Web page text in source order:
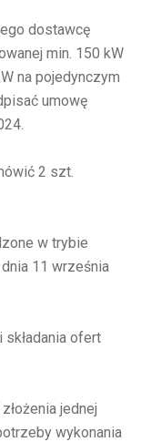
dostawcę
min. 150 kW
na pojedynczym
umowę
2 szt.
w trybie
11 września
ofert
jednej
wykonania